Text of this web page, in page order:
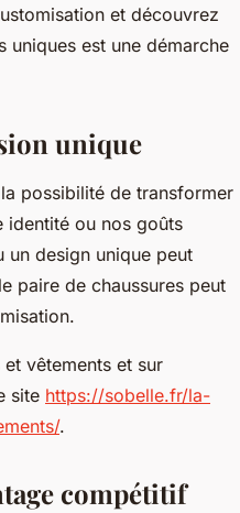
et découvrez
uniques est une démarche
unique
possibilité de transformer
identité ou nos goûts
un design unique peut
paire de chaussures peut
vêtements et sur
site https://sobelle.fr/la-
.
compétitif